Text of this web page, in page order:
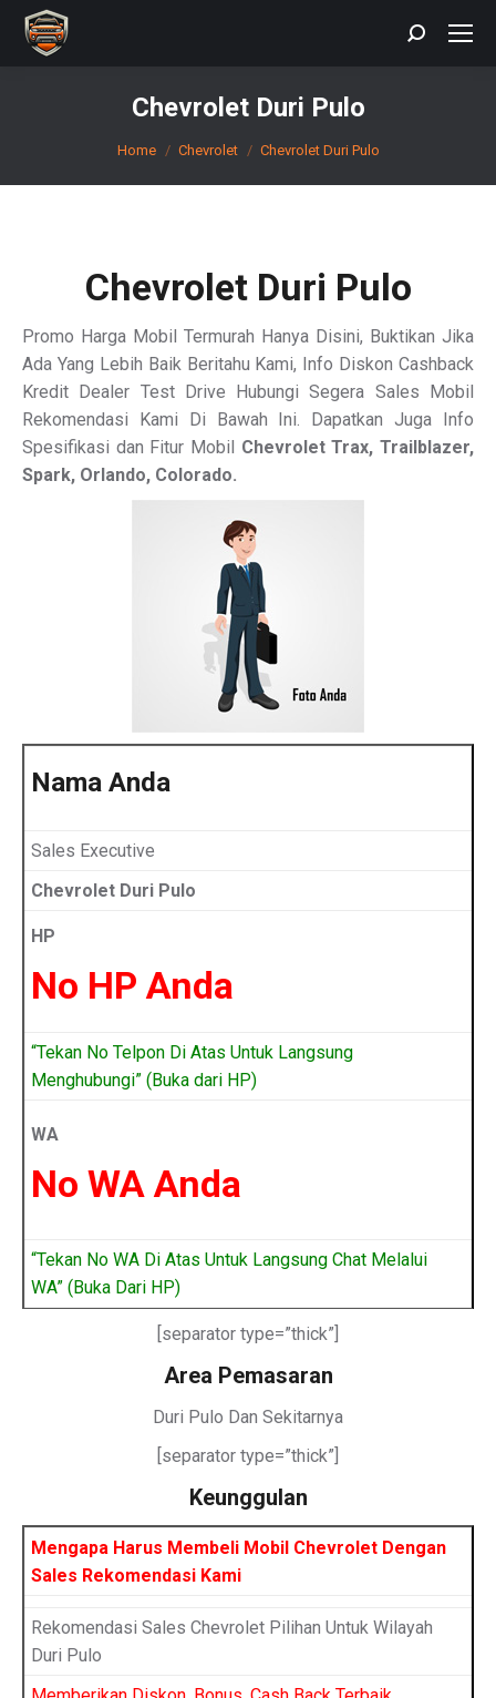
Search:
Chevrolet Duri Pulo
You are here:
Home Chevrolet Chevrolet Duri Pulo
Chevrolet Duri Pulo
Promo Harga Mobil Termurah Hanya Disini, Buktikan Jika
Ada Yang Lebih Baik Beritahu Kami, Info Diskon Cashback
Kredit Dealer Test Drive Hubungi Segera Sales Mobil
Rekomendasi Kami Di Bawah Ini. Dapatkan Juga Info
Spesifikasi dan Fitur Mobil Chevrolet Trax, Trailblazer,
Spark, Orlando, Colorado.
Nama Anda
Sales Executive
Chevrolet Duri Pulo
HP
No HP Anda
“Tekan No Telpon Di Atas Untuk Langsung
Menghubungi” (Buka dari HP)
WA
No WA Anda
“Tekan No WA Di Atas Untuk Langsung Chat Melalui
WA” (Buka Dari HP)
[separator type=”thick”]
Area Pemasaran
Duri Pulo Dan Sekitarnya
[separator type=”thick”]
Keunggulan
Mengapa Harus Membeli Mobil Chevrolet Dengan
Sales Rekomendasi Kami
Rekomendasi Sales Chevrolet Pilihan Untuk Wilayah
Duri Pulo